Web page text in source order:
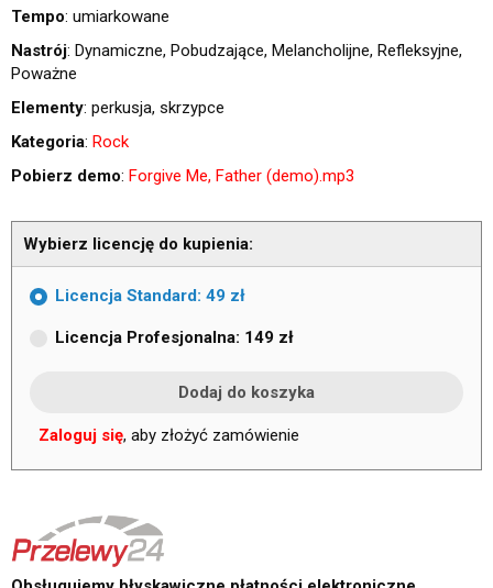
Tempo: umiarkowane
Nastrój: Dynamiczne, Pobudzające, Melancholijne, Refleksyjne,
Poważne
Elementy: perkusja, skrzypce
Kategoria: Rock
Pobierz demo: Forgive Me, Father (demo).mp3
Wybierz licencję do kupienia:
Licencja Standard: 49 zł
Licencja Profesjonalna: 149 zł
Zaloguj się, aby złożyć zamówienie